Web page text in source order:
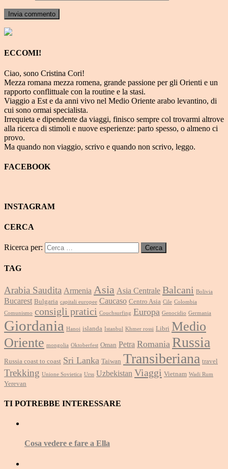
ECCOMI!
Ciao, sono Cristina Cori!
Mezza romana mezza romena, grande passione per gli Orienti e un
rapporto conflittuale con la routine e la stasi.
Viaggio a Est e da anni vivo nel Medio Oriente arabo levantino, di
cui sono ormai specialista.
Irrequieta e dipendente da viaggi, finisco sempre col trovarmi altrove
alla ricerca di stimoli e nuove esperienze: parto spesso, o almeno ci
provo.
Ma quando non viaggio, scrivo e quando non scrivo, leggo.
FACEBOOK
INSTAGRAM
CERCA
Ricerca per:
TAG
Arabia Saudita Armenia Asia Asia Centrale Balcani Bolivia
Bucarest Bulgaria capitali europee Caucaso Centro Asia Cile Colombia
Comunismo consigli pratici Couchsurfing Europa Genocidio Germania
Giordania Hanoi islanda Istanbul Khmer rossi Libri Medio
Oriente mongolia Oktoberfest Oman Petra Romania Russia
Russia coast to coast Sri Lanka Taiwan Transiberiana travel
Trekking Unione Sovietica Urss Uzbekistan Viaggi Vietnam Wadi Rum
Yerevan
TI POTREBBE INTERESSARE
Cosa vedere e fare a Ella